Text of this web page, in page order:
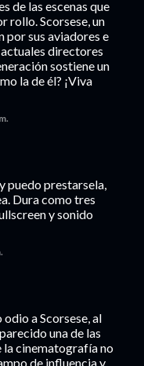
de las escenas que
rollo. Scorsese, un
por sus aviadores e
directores
sostiene un
la de él? ¡Viva
puedo prestarsela,
Dura como tres
y sonido
a Scorsese, al
una de las
la cinematografía no
de influencia y